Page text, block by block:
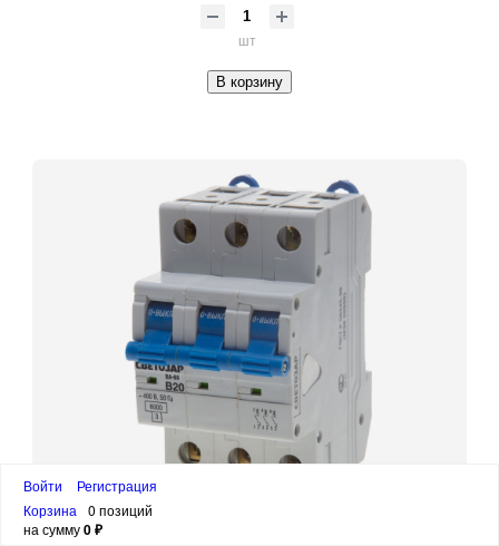
шт
В корзину
СВЕТОЗАР ВА-60, 3P, 10А, B, 6кА,
Войти
Регистрация
Корзина
0 позиций
на сумму0 ₽